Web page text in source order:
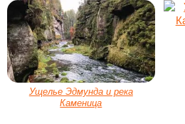
Ущелье Эдмунда и река
Каменица